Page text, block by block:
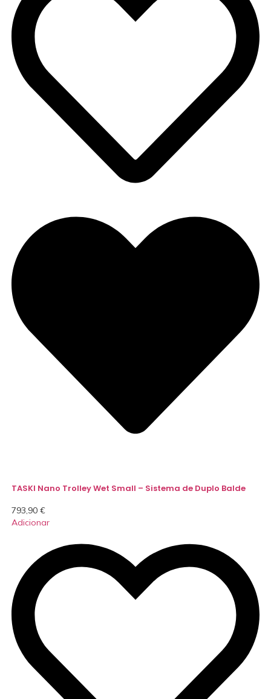
TASKI Nano Trolley Wet Small – Sistema de Duplo Balde
793,90 €
Adicionar